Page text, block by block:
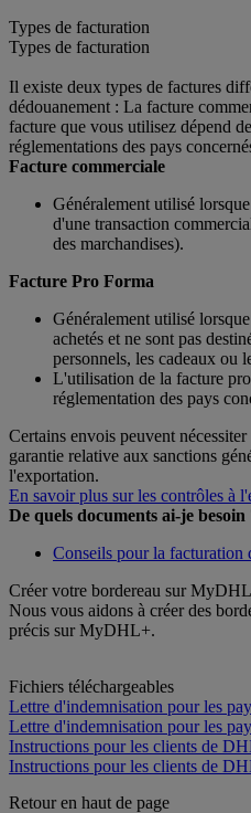
Types de facturation
Types de facturation
Il existe deux types de factures
dédouanement : La facture
facture que vous utilisez dépend
réglementations des pays
Facture commerciale
Généralement utilisé
d'une transaction
des marchandises).
Facture Pro Forma
Généralement utilisé
achetés et ne sont pas
personnels, les cadeaux ou
L'utilisation de la facture
réglementation des pays
Certains envois peuvent
garantie relative aux sanctions
l'exportation.
En savoir plus sur les contrôles à
De quels documents ai-je besoin
Conseils pour la facturation
Créer votre bordereau sur
Nous vous aidons à créer des
précis sur MyDHL+.
Fichiers téléchargeables
Lettre d'indemnisation pour les
Lettre d'indemnisation pour les
Instructions pour les clients de
Instructions pour les clients de
Retour en haut de page